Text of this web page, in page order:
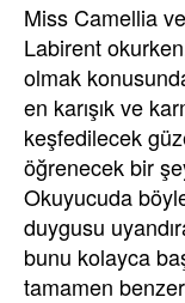
Miss Camellia
Labirent
olmak
en karışık ve
keşfedilecek
öğrenecek bir
Okuyucuda
duygusu
bunu kolayca
tamamen